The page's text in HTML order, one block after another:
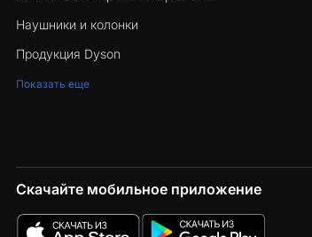
Наушники и колонки
Продукция Dyson
Показать еще
Скачайте мобильное приложение